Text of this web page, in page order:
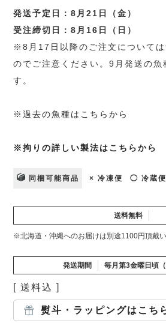
発送予定日：8月21日（金）
受注締切日：8月16日（日）
※8月17日以降のご注文について
のでご注意ください。9月発送の魚
す。
※過去の魚種はこちらから
※拘りの詳しい製法はこちらから
同梱可能商品 × 冷凍便 ◯ 冷蔵便
送料無料
※北海道・沖縄へのお届けは別途1100円頂戴い
発送期間 毎月第3金曜日頃（
送料込
熨斗・ラッピングはこち